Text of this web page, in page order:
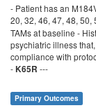
- Patient has an
20, 32, 46, 47, 48, 50,
TAMs at baseline -
psychiatric illness
compliance with
-K65R ---
Primary Outcomes